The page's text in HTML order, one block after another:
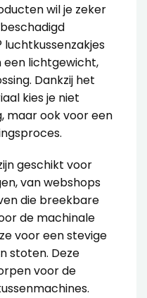
wil je zeker
luchtkussenzakjes
een lichtgewicht,
Dankzij het
kies je niet
maar ook voor een
geschikt voor
van webshops
die breekbare
de machinale
voor een stevige
stoten. Deze
voor de
.